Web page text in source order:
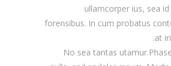
ullamcorper ius, sea
forensibus. In cum probatus
at
No sea tantas